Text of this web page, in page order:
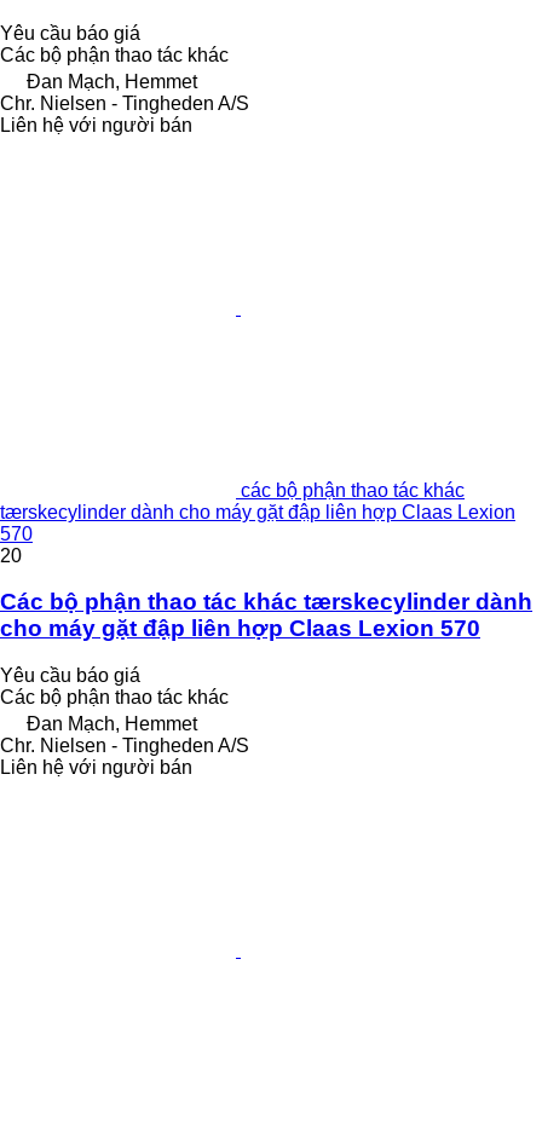
Yêu cầu báo giá
Các bộ phận thao tác khác
Đan Mạch, Hemmet
Chr. Nielsen - Tingheden A/S
Liên hệ với người bán
các bộ phận thao tác khác
tærskecylinder dành cho máy gặt đập liên hợp Claas Lexion
570
20
Các bộ phận thao tác khác tærskecylinder dành
cho máy gặt đập liên hợp Claas Lexion 570
Yêu cầu báo giá
Các bộ phận thao tác khác
Đan Mạch, Hemmet
Chr. Nielsen - Tingheden A/S
Liên hệ với người bán